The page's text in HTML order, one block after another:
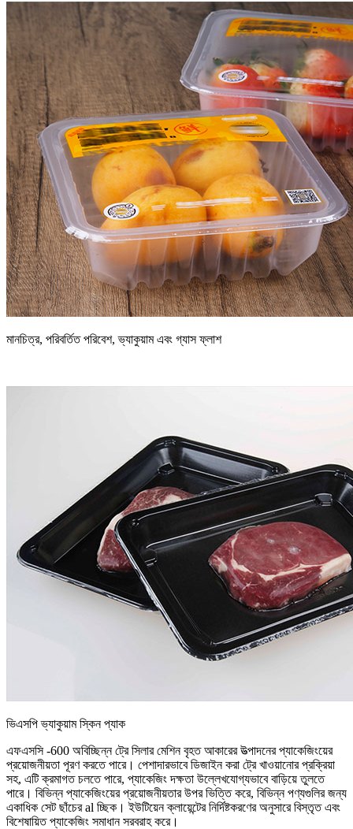
মানচিত্র, পরিবর্তিত পরিবেশ, ভ্যাকুয়াম এবং গ্যাস ফ্লাশ
ভিএসপি ভ্যাকুয়াম স্কিন প্যাক
এফএসসি -600 অবিচ্ছিন্ন ট্রে সিলার মেশিন বৃহত আকারের উত্পাদনের প্যাকেজিংয়ের
প্রয়োজনীয়তা পূরণ করতে পারে। পেশাদারভাবে ডিজাইন করা ট্রে খাওয়ানোর প্রক্রিয়া
সহ, এটি ক্রমাগত চলতে পারে, প্যাকেজিং দক্ষতা উল্লেখযোগ্যভাবে বাড়িয়ে তুলতে
পারে। বিভিন্ন প্যাকেজিংয়ের প্রয়োজনীয়তার উপর ভিত্তি করে, বিভিন্ন পণ্যগুলির জন্য
একাধিক সেট ছাঁচের al চ্ছিক। ইউটিয়েন ক্লায়েন্টের নির্দিষ্টকরণের অনুসারে বিস্তৃত এবং
বিশেষায়িত প্যাকেজিং সমাধান সরবরাহ করে।